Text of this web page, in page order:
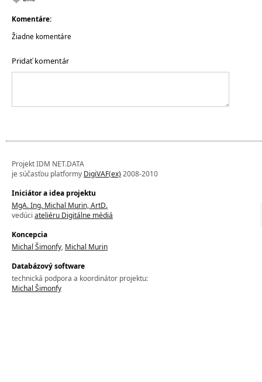
Komentáre:
Žiadne komentáre
Pridať komentár
Projekt IDM NET.DATA
je súčasťou platformy DigiVAF(ex)2008-2010
Iniciátor a idea projektu
MgA. Ing. Michal Murin, ArtD.
vedúci ateliéru Digitálne médiá
Koncepcia
Michal Šimonfy, Michal Murin
Databázový software
technická podpora a koordinátor projektu:
Michal Šimonfy